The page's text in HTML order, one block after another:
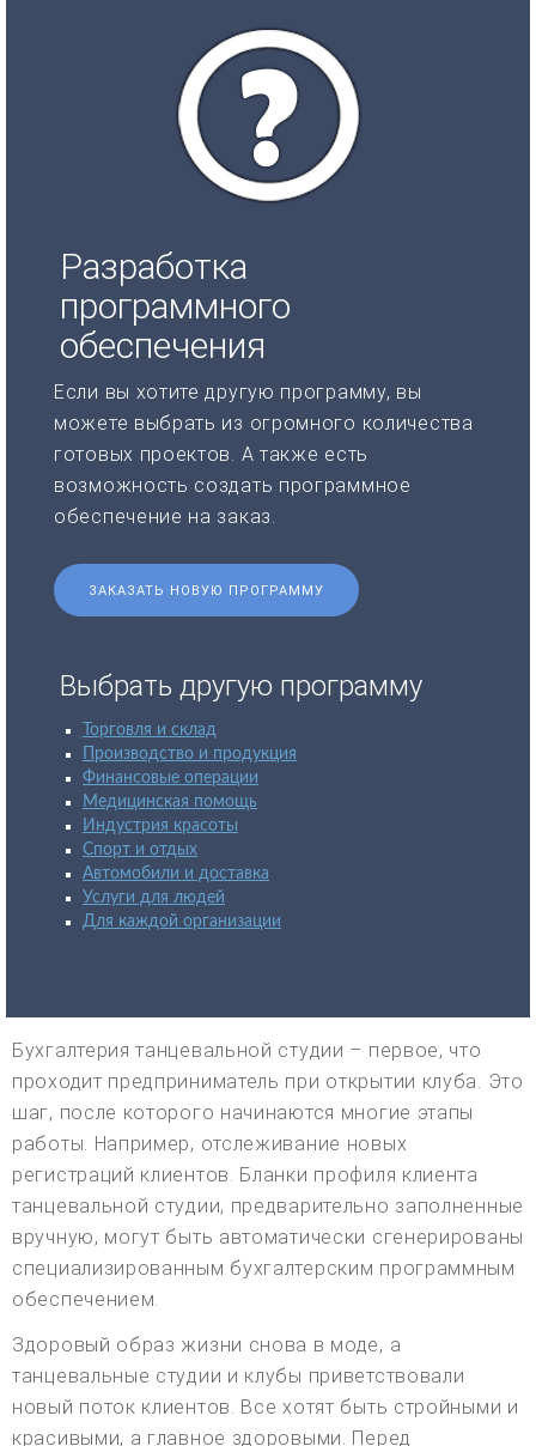
Разработка
программного
обеспечения
Если вы хотите другую программу, вы
можете выбрать из огромного количества
готовых проектов. А также есть
возможность создать программное
обеспечение на заказ.
ЗАКАЗАТЬ НОВУЮ ПРОГРАММУ
Выбрать другую программу
Торговля и склад
Производство и продукция
Финансовые операции
Медицинская помощь
Индустрия красоты
Спорт и отдых
Автомобили и доставка
Услуги для людей
Для каждой организации
Бухгалтерия танцевальной студии – первое, что
проходит предприниматель при открытии клуба. Это
шаг, после которого начинаются многие этапы
работы. Например, отслеживание новых
регистраций клиентов. Бланки профиля клиента
танцевальной студии, предварительно заполненные
вручную, могут быть автоматически сгенерированы
специализированным бухгалтерским программным
обеспечением.
Здоровый образ жизни снова в моде, а
танцевальные студии и клубы приветствовали
новый поток клиентов. Все хотят быть стройными и
красивыми, а главное здоровыми. Перед